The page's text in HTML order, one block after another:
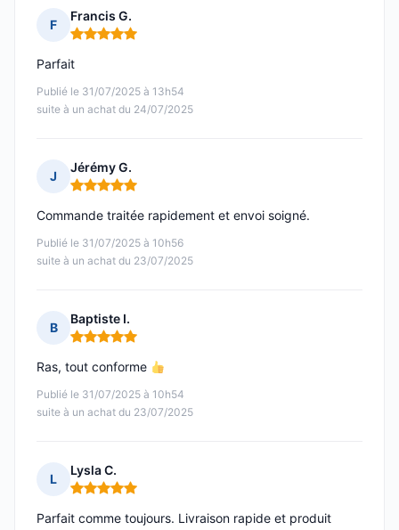
F
Francis G.
Note : 5 sur 5
Publié le 31/07/2025 à 13h54
suite à un achat du 24/07/2025
Parfait
J
Jérémy G.
Note : 5 sur 5
Publié le 31/07/2025 à 10h56
suite à un achat du 23/07/2025
Commande traitée rapidement et envoi soigné.
B
Baptiste I.
Note : 5 sur 5
Publié le 31/07/2025 à 10h54
suite à un achat du 23/07/2025
Ras, tout conforme
L
Lysla C.
Note : 5 sur 5
Parfait comme toujours. Livraison rapide et produit